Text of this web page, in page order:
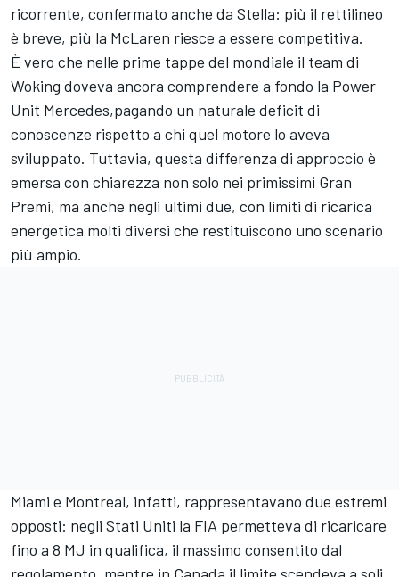
ricorrente, confermato anche da Stella: più il rettilineo
è breve, più la McLaren riesce a essere competitiva.
È vero che nelle prime tappe del mondiale il team di
Woking doveva ancora comprendere a fondo la Power
Unit Mercedes,pagando un naturale deficit di
conoscenze rispetto a chi quel motore lo aveva
sviluppato. Tuttavia, questa differenza di approccio è
emersa con chiarezza non solo nei primissimi Gran
Premi, ma anche negli ultimi due, con limiti di ricarica
energetica molti diversi che restituiscono uno scenario
più ampio.
Miami e Montreal, infatti, rappresentavano due estremi
opposti: negli Stati Uniti la FIA permetteva di ricaricare
fino a 8 MJ in qualifica, il massimo consentito dal